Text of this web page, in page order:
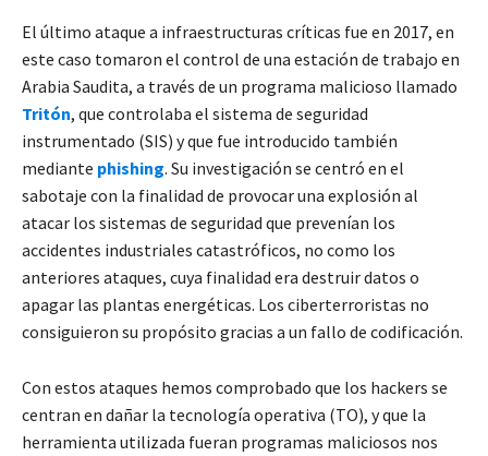
El último ataque a infraestructuras críticas fue en 2017, en
este caso tomaron el control de una estación de trabajo en
Arabia Saudita, a través de un programa malicioso llamado
Tritón, que controlaba el sistema de seguridad
instrumentado (SIS) y que fue introducido también
mediante phishing. Su investigación se centró en el
sabotaje con la finalidad de provocar una explosión al
atacar los sistemas de seguridad que prevenían los
accidentes industriales catastróficos, no como los
anteriores ataques, cuya finalidad era destruir datos o
apagar las plantas energéticas. Los ciberterroristas no
consiguieron su propósito gracias a un fallo de codificación.
Con estos ataques hemos comprobado que los hackers se
centran en dañar la tecnología operativa (TO), y que la
herramienta utilizada fueran programas maliciosos nos